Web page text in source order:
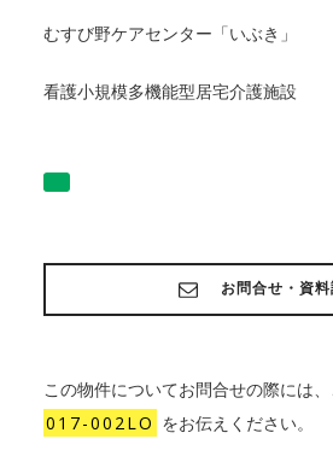
むすび野ケアセンター「いぶき」
看護小規模多機能型居宅介護施設
お問合せ・資
この物件についてお問合せの際には
017-002LO をお伝えください。